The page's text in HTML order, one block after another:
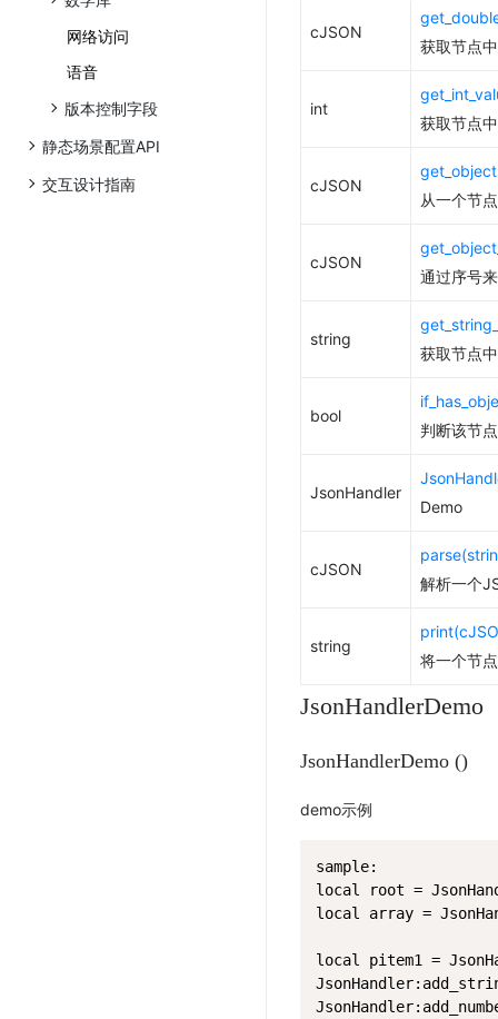
网络访问
语音
版本控制字段
静态场景配置API
交互设计指南
cJSON
获取节点
int
获取节点
cJSON
从一个节
cJSON
通过序号
string
获取节点
bool
判断该节
JsonHandler
Demo
cJSON
解析一个
string
将一个节
JsonHandlerDemo
JsonHandlerDemo ()
demo示例
sample:
local root =
local array =
local pitem1 =